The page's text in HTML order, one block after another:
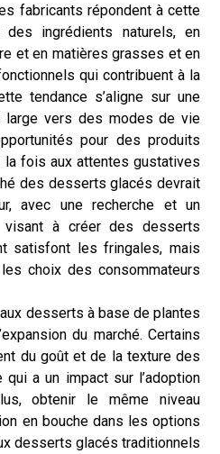
fabricants répondent à cette
des ingrédients naturels, en
et en matières grasses et en
qui contribuent à la
tendance s’aligne sur une
large vers des modes de vie
pour des produits
la fois aux attentes gustatives
des desserts glacés devrait
avec une recherche et un
visant à créer des desserts
satisfont les fringales, mais
choix des consommateurs
desserts à base de plantes
du marché. Certains
du goût et de la texture des
a un impact sur l’adoption
obtenir le même niveau
en bouche dans les options
desserts glacés traditionnels